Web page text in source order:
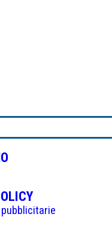
(APRE
IN